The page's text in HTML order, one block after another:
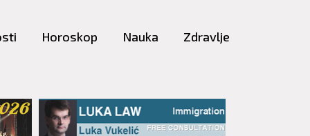
Horoskop Nauka Zdravlje